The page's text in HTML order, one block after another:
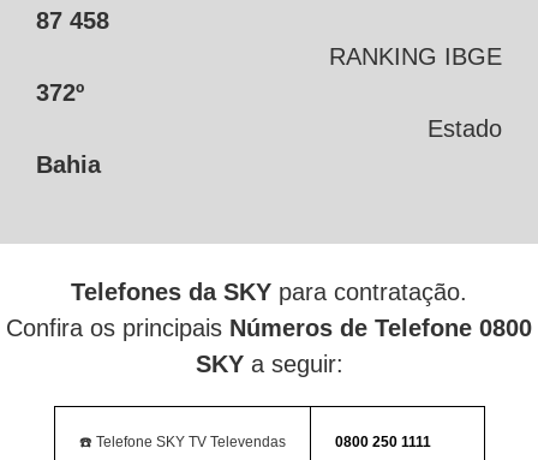
87 458
RANKING IBGE
372º
Estado
Bahia
Telefones da SKY para contratação.
Confira os principais Números de Telefone 0800
SKYa seguir:
☎️ Telefone SKY TV Televendas 0800 250 1111